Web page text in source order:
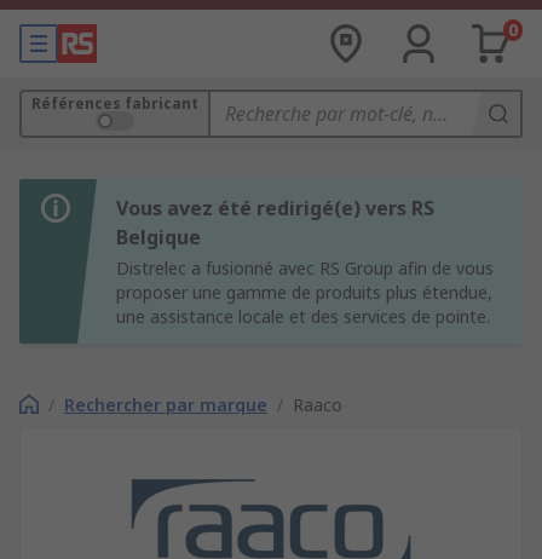
0
Références fabricant
Vous avez été redirigé(e) vers RS
Belgique
Distrelec a fusionné avec RS Group afin de vous
proposer une gamme de produits plus étendue,
une assistance locale et des services de pointe.
/ Rechercher par marque / Raaco